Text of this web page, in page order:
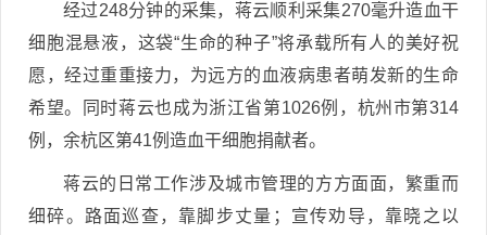
经过248分钟的采集，蒋云顺利采集270毫升造血干
细胞混悬液，这袋“生命的种子”将承载所有人的美好祝
愿，经过重重接力，为远方的血液病患者萌发新的生命
希望。同时蒋云也成为浙江省第1026例，杭州市第314
例，余杭区第41例造血干细胞捐献者。
蒋云的日常工作涉及城市管理的方方面面，繁重而
细碎。路面巡查，靠脚步丈量；宣传劝导，靠晓之以